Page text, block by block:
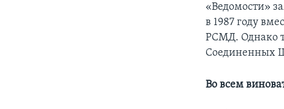
«Ведомости»
в 1987 году
РСМД. Однако
Соединенных
Во всем